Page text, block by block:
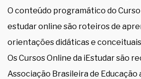
O conteúdo programático do
estudar online são roteiros de
orientações didáticas e
Os Cursos Online da iEstudar são
Associação Brasileira de Educação